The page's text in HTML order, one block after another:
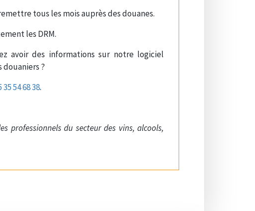
tous les mois auprès des douanes.
les DRM.
avoir des informations sur notre logiciel
?
35 54 68 38.
professionnels du secteur des vins, alcools,